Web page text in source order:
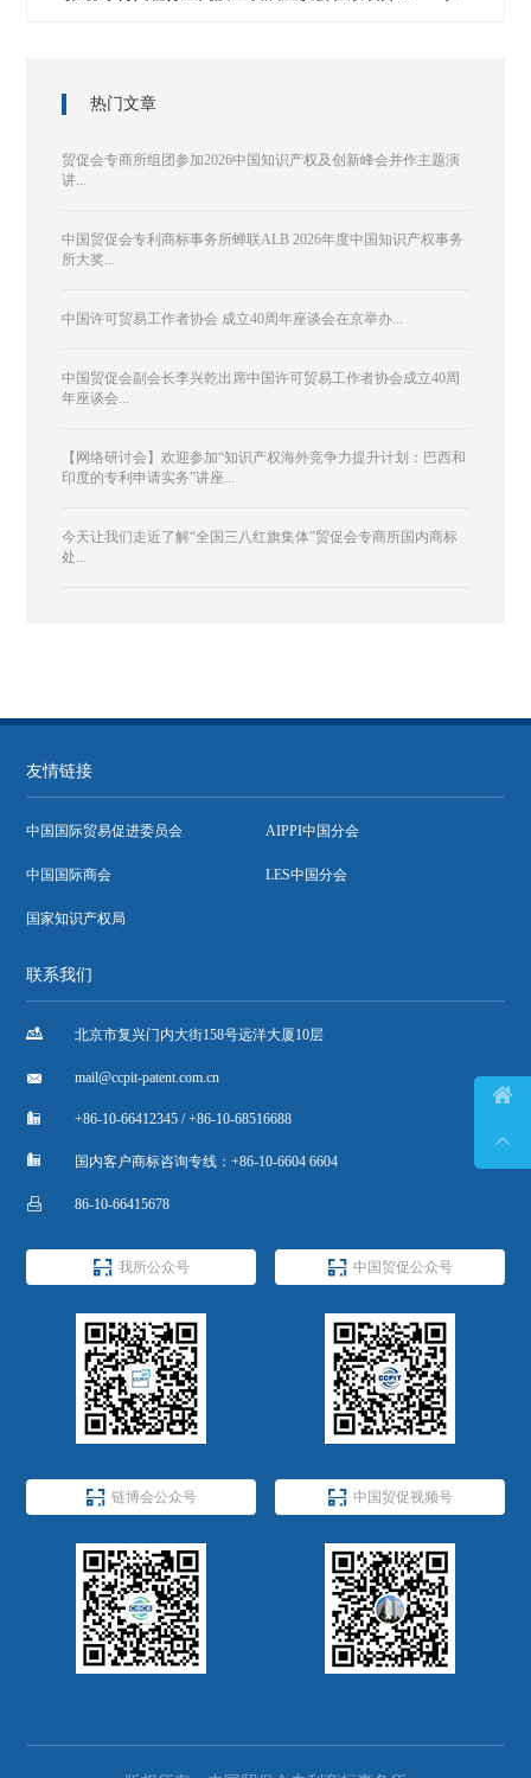
热门文章
贸促会专商所组团参加2026中国知识产权及创新峰会并作主题演
讲...
中国贸促会专利商标事务所蝉联ALB 2026年度中国知识产权事务
所大奖...
中国许可贸易工作者协会 成立40周年座谈会在京举办...
中国贸促会副会长李兴乾出席中国许可贸易工作者协会成立40周
年座谈会...
【网络研讨会】欢迎参加“知识产权海外竞争力提升计划：巴西和
印度的专利申请实务”讲座...
今天让我们走近了解“全国三八红旗集体”贸促会专商所国内商标
处...
友情链接
中国国际贸易促进委员会 AIPPI中国分会
中国国际商会 LES中国分会
国家知识产权局
联系我们
 北京市复兴门内大街158号远洋大厦10层
 mail@ccpit-patent.com.cn
 +86-10-66412345 / +86-10-68516688
 国内客户商标咨询专线：+86-10-6604 6604
 86-10-66415678
 我所公众号  中国贸促公众号
 链博会公众号  中国贸促视频号

